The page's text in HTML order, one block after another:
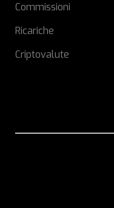
Commissioni
Ricariche
Criptovalute